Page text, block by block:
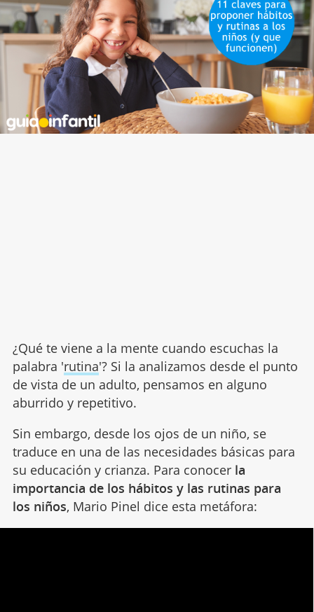
¿Qué te viene a la mente cuando escuchas la
palabra 'rutina'? Si la analizamos desde el punto
de vista de un adulto, pensamos en alguno
aburrido y repetitivo.
Sin embargo, desde los ojos de un niño, se
traduce en una de las necesidades básicas para
su educación y crianza. Para conocer la
importancia de los hábitos y las rutinas para
los niños, Mario Pinel dice esta metáfora: